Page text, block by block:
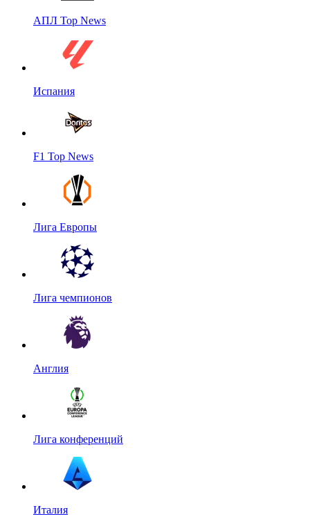
АПЛ Top News
Испания
F1 Top News
Лига Европы
Лига чемпионов
Англия
Лига конференций
Италия